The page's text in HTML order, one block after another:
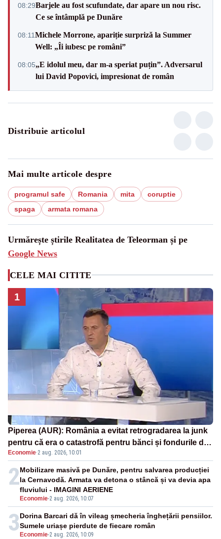
08:29Barjele au fost scufundate, dar apare un nou risc.
Ce se întâmplă pe Dunăre
08:11Michele Morrone, apariție surpriză la Summer
Well: „Îi iubesc pe români”
08:05„E idolul meu, dar m-a speriat puțin”. Adversarul
lui David Popovici, impresionat de român
Distribuie articolul
Mai multe articole despre
programul safe Romania mita
coruptie
spaga
armata romana
Urmărește știrile Realitatea de Teleorman și pe
Google News
CELE MAI CITITE
1
Piperea (AUR): România a evitat retrogradarea la junk
pentru că era o catastrofă pentru bănci și fondurile de
pensii
Economie·2 aug. 2026, 10:01
2
Economie-2 aug. 2026, 10:07
Mobilizare masivă pe Dunăre, pentru salvarea producției
la Cernavodă. Armata va detona o stâncă și va devia apa
fluviului - IMAGINI AERIENE
3 Economie-2 aug. 2026, 10:09
Dorina Barcari dă în vileag șmecheria înghețării pensiilor.
Sumele uriașe pierdute de fiecare român